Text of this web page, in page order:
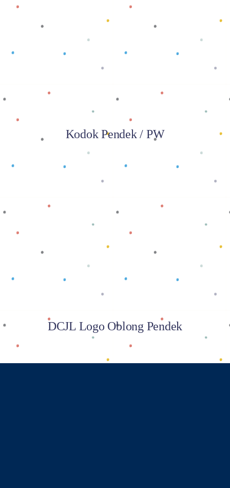
Baca selengkapnya
Kodok Pendek / PW
Baca selengkapnya
DCJL Logo Oblong Pendek